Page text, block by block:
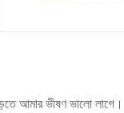
আমার ভীষণ ভালো লাগে।